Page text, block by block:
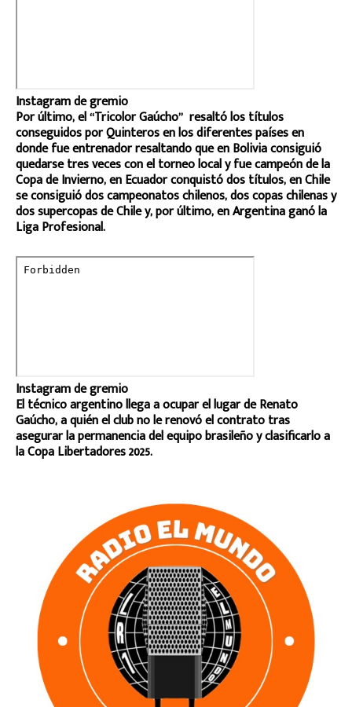
Instagram de gremio
Por último, el “Tricolor Gaúcho” resaltó los títulos
conseguidos por Quinteros en los diferentes países en
donde fue entrenador resaltando que en Bolivia consiguió
quedarse tres veces con el torneo local y fue campeón de la
Copa de Invierno, en Ecuador conquistó dos títulos, en Chile
se consiguió dos campeonatos chilenos, dos copas chilenas y
dos supercopas de Chile y, por último, en Argentina ganó la
Liga Profesional.
Instagram de gremio
El técnico argentino llega a ocupar el lugar de Renato
Gaúcho, a quién el club no le renovó el contrato tras
asegurar la permanencia del equipo brasileño y clasificarlo a
la Copa Libertadores 2025.